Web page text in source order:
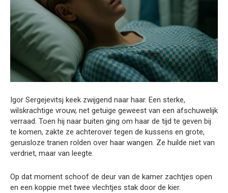
Igor Sergejevitsj keek zwijgend naar haar. Een sterke,
wilskrachtige vrouw, net getuige geweest van een afschuwelijk
verraad. Toen hij naar buiten ging om haar de tijd te geven bij
te komen, zakte ze achterover tegen de kussens en grote,
geruisloze tranen rolden over haar wangen. Ze huilde niet van
verdriet, maar van leegte.
Op dat moment schoof de deur van de kamer zachtjes open
en een koppie met twee vlechtjes stak door de kier.